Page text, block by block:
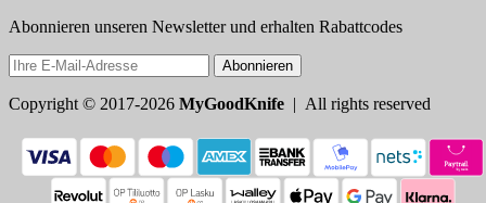
Abonnieren unseren Newsletter und erhalten Rabattcodes
Abonnieren
Copyright © 2017-2026 MyGoodKnife | All rights reserved